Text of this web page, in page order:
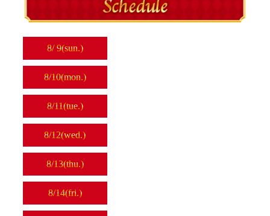
8/9(sun.)
8/10(mon.)
8/11(tue.)
8/12(wed.)
8/13(thu.)
8/14(fri.)